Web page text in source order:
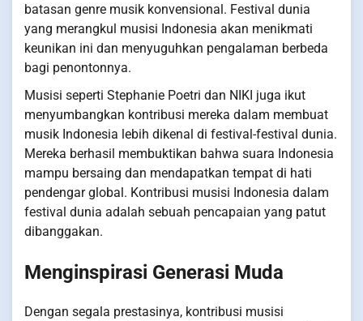
batasan genre musik konvensional. Festival dunia
yang merangkul musisi Indonesia akan menikmati
keunikan ini dan menyuguhkan pengalaman berbeda
bagi penontonnya.
Musisi seperti Stephanie Poetri dan NIKI juga ikut
menyumbangkan kontribusi mereka dalam membuat
musik Indonesia lebih dikenal di festival-festival dunia.
Mereka berhasil membuktikan bahwa suara Indonesia
mampu bersaing dan mendapatkan tempat di hati
pendengar global. Kontribusi musisi Indonesia dalam
festival dunia adalah sebuah pencapaian yang patut
dibanggakan.
Menginspirasi Generasi Muda
Dengan segala prestasinya, kontribusi musisi